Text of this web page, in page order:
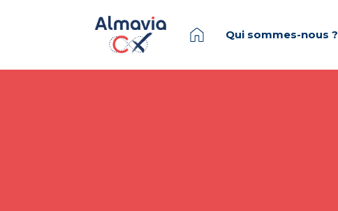
Qui sommes-nous ?